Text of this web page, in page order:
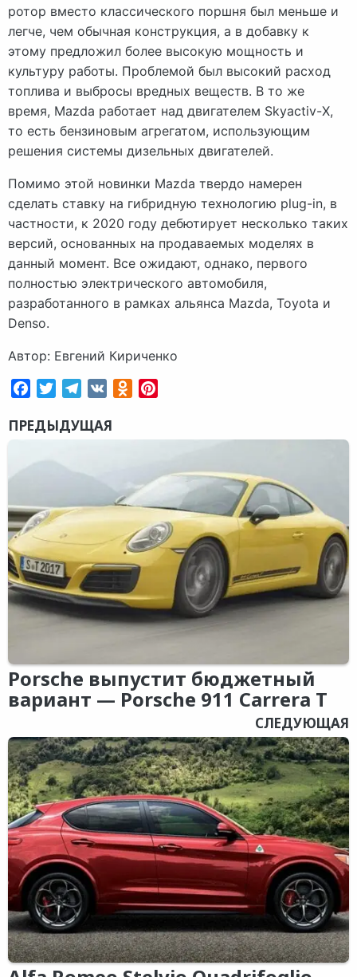
ротор вместо классического поршня был меньше и
легче, чем обычная конструкция, а в добавку к
этому предложил более высокую мощность и
культуру работы. Проблемой был высокий расход
топлива и выбросы вредных веществ. В то же
время, Mazda работает над двигателем Skyactiv-Х,
то есть бензиновым агрегатом, использующим
решения системы дизельных двигателей.
Помимо этой новинки Mazda твердо намерен
сделать ставку на гибридную технологию plug-in, в
частности, к 2020 году дебютирует несколько таких
версий, основанных на продаваемых моделях в
данный момент. Все ожидают, однако, первого
полностью электрического автомобиля,
разработанного в рамках альянса Mazda, Toyota и
Denso.
Автор: Евгений Кириченко
FacebookTwitterTelegram
VK Odnoklassniki
ПРЕДЫДУЩАЯ
Porsche выпустит бюджетный
вариант — Porsche 911 Carrera T
СЛЕДУЮЩАЯ